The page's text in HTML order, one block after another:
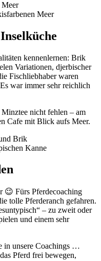
kennenlernen: Brik
Variationen, djerbischer
Fischliebhaber waren
war immer sehr reichlich
nicht fehlen – am
Cafe mit Blick aufs Meer.
​😉​ Fürs Pferdecoaching
tolle Pferderanch gefahren.
– zu zweit oder
und einem sehr
in unsere Coachings …
Pferd frei bewegen,